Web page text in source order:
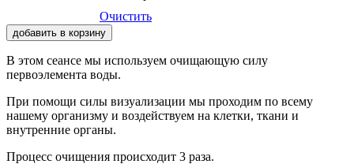
Очистить
добавить в корзину
В этом сеансе мы используем очищающую силу
первоэлемента воды.
При помощи силы визуализации мы проходим по всему
нашему организму и воздействуем на клетки, ткани и
внутренние органы.
Процесс очищения происходит 3 раза.